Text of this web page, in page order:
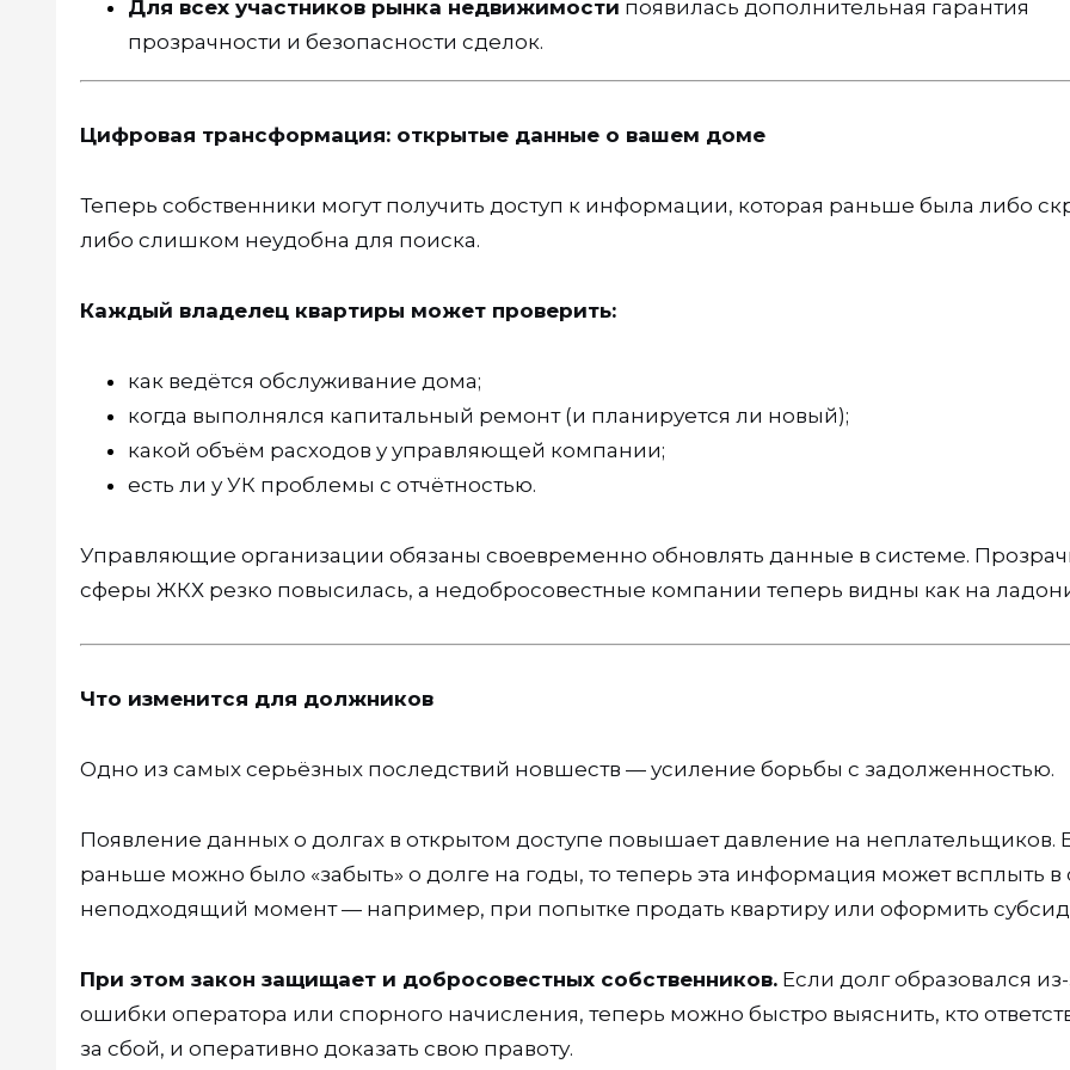
Для всех участников рынка недвижимости появилась дополнительная гарантия
прозрачности и безопасности сделок.
Цифровая трансформация: открытые данные о вашем доме
Теперь собственники могут получить доступ к информации, которая раньше была либо
либо слишком неудобна для поиска.
Каждый владелец квартиры может проверить:
как ведётся обслуживание дома;
когда выполнялся капитальный ремонт (и планируется ли новый);
какой объём расходов у управляющей компании;
есть ли у УК проблемы с отчётностью.
Управляющие организации обязаны своевременно обновлять данные в системе.
сферы ЖКХ резко повысилась, а недобросовестные компании теперь видны как на
Что изменится для должников
Одно из самых серьёзных последствий новшеств — усиление борьбы с задолженностью.
Появление данных о долгах в открытом доступе повышает давление на неплательщиков.
раньше можно было «забыть» о долге на годы, то теперь эта информация может всплыть
неподходящий момент — например, при попытке продать квартиру или оформить
При этом закон защищает и добросовестных собственников. Если долг образовался из-
ошибки оператора или спорного начисления, теперь можно быстро выяснить, кто
за сбой, и оперативно доказать свою правоту.